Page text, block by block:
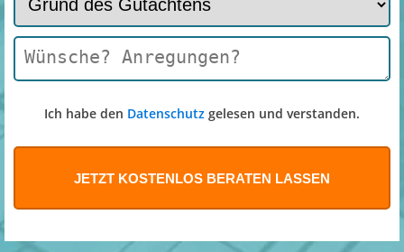
Ich habe den Datenschutz gelesen und verstanden.